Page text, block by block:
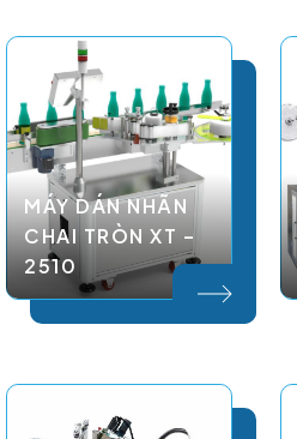
MÁY DÁN NHÃN
CHAI TRÒN XT –
2510